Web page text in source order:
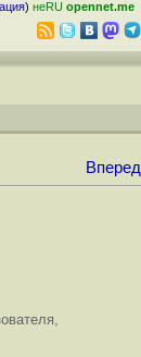
) неRU opennet.me
Вперед